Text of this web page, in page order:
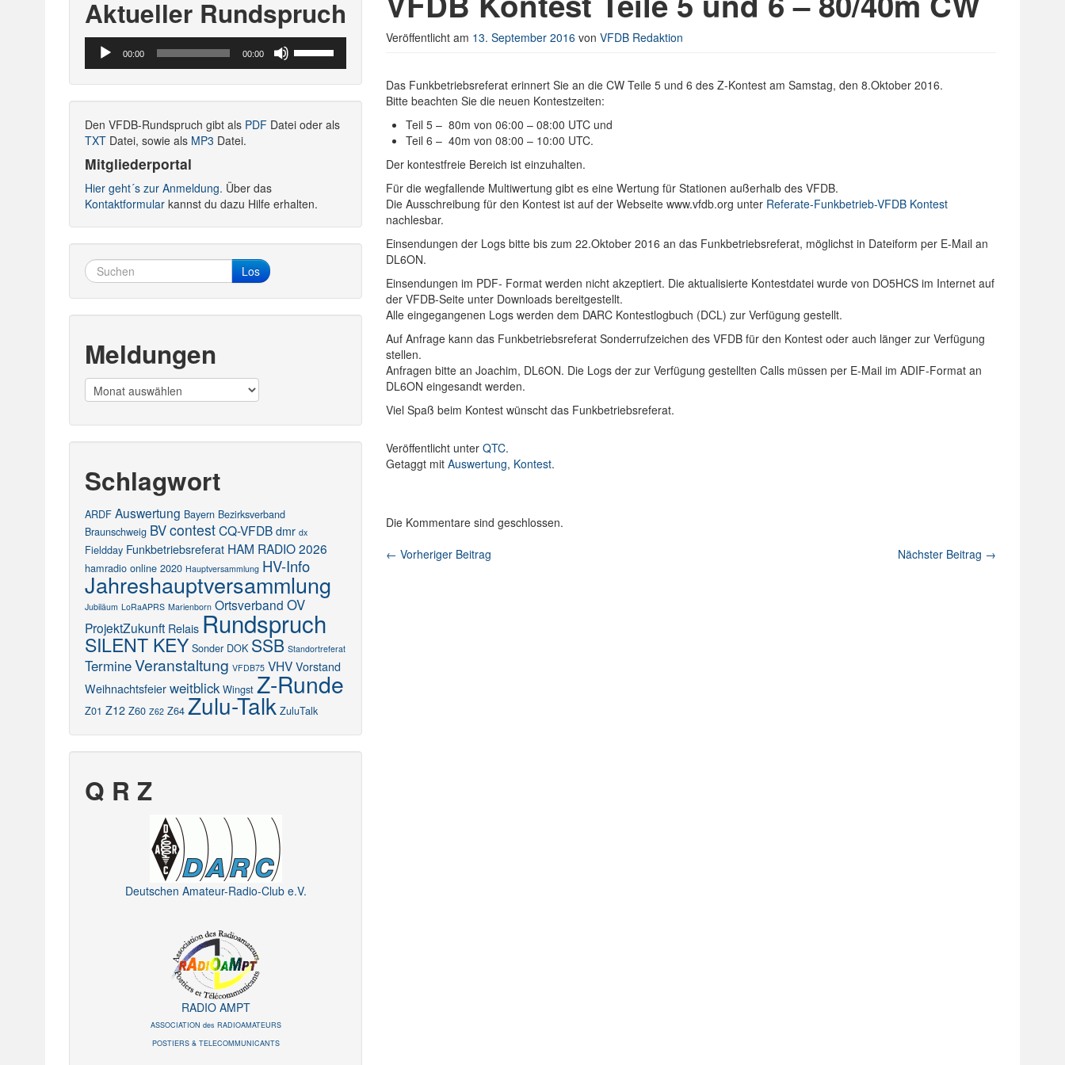
Veröffentlicht am 13. September 2016 von VFDB Redaktion
Das Funkbetriebsreferat erinnert Sie an die CW Teile 5 und 6 des Z-Kontest am Samstag, den 8.Oktober 2016.
Bitte beachten Sie die neuen Kontestzeiten:
Teil 5 – 80m von 06:00 – 08:00 UTC und
Teil 6 – 40m von 08:00 – 10:00 UTC.
Der kontestfreie Bereich ist einzuhalten.
Für die wegfallende Multiwertung gibt es eine Wertung für Stationen außerhalb des VFDB.
Die Ausschreibung für den Kontest ist auf der Webseite www.vfdb.org unter Referate-Funkbetrieb-VFDB Kontest
nachlesbar.
Einsendungen der Logs bitte bis zum 22.Oktober 2016 an das Funkbetriebsreferat, möglichst in Dateiform per E-Mail an
DL6ON.
Einsendungen im PDF- Format werden nicht akzeptiert. Die aktualisierte Kontestdatei wurde von DO5HCS im Internet auf
der VFDB-Seite unter Downloads bereitgestellt.
Alle eingegangenen Logs werden dem DARC Kontestlogbuch (DCL) zur Verfügung gestellt.
Auf Anfrage kann das Funkbetriebsreferat Sonderrufzeichen des VFDB für den Kontest oder auch länger zur Verfügung
stellen.
Anfragen bitte an Joachim, DL6ON. Die Logs der zur Verfügung gestellten Calls müssen per E-Mail im ADIF-Format an
DL6ON eingesandt werden.
Viel Spaß beim Kontest wünscht das Funkbetriebsreferat.
Veröffentlicht unter QTC.
Getaggt mit Auswertung, Kontest.
Die Kommentare sind geschlossen.
Beitragsnavigation
Nächster Beitrag →
← Vorheriger Beitrag
Aktueller Rundspruch
Audio-
Player
00:00 00:00
Hoch/Runter
Lautstärke
Den VFDB-Rundspruch gibt als PDF Datei oder als
TXT Datei, sowie als MP3 Datei.
Mitgliederportal
Hier geht´s zur Anmeldung. Über das
Kontaktformular kannst du dazu Hilfe erhalten.
Los
Meldungen
Meldungen
Schlagwort
ARDF Auswertung Bayern Bezirksverband
Braunschweig BVcontestCQ-VFDB dmr dx
Fieldday Funkbetriebsreferat HAM RADIO 2026
hamradio online 2020 Hauptversammlung HV-Info
Jahreshauptversammlung
Jubiläum LoRaAPRS Marienborn Ortsverband OV
ProjektZukunft Relais Rundspruch
SILENT KEY Sonder DOK SSB Standortreferat
TermineVeranstaltung VFDB75 VHV Vorstand
Weihnachtsfeier weitblick Wingst Z-Runde
Z01 Z12 Z60 Z62 Z64 Zulu-Talk ZuluTalk
Q R Z
Deutschen Amateur-Radio-Club e.V.
RADIO AMPT
ASSOCIATION des RADIOAMATEURS
POSTIERS & TELECOMMUNICANTS